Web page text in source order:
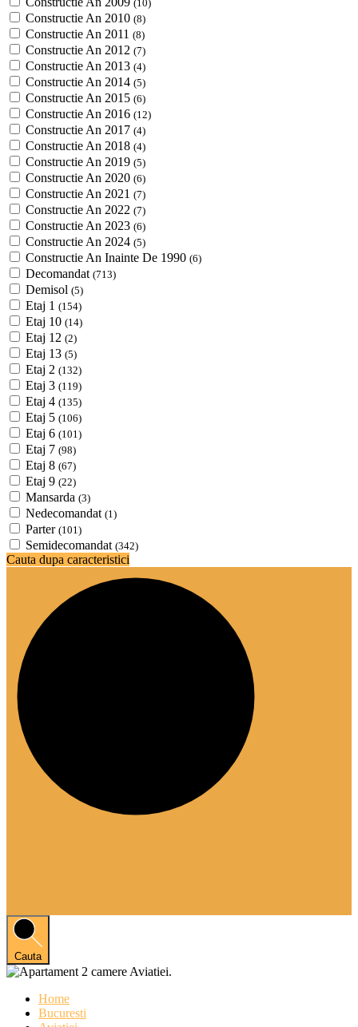
(10)
Constructie An 2010 (8)
Constructie An 2011 (8)
Constructie An 2012 (7)
Constructie An 2013 (4)
Constructie An 2014 (5)
Constructie An 2015 (6)
Constructie An 2016 (12)
Constructie An 2017 (4)
Constructie An 2018 (4)
Constructie An 2019 (5)
Constructie An 2020 (6)
Constructie An 2021 (7)
Constructie An 2022 (7)
Constructie An 2023 (6)
Constructie An 2024 (5)
Constructie An Inainte De 1990 (6)
Decomandat (713)
Demisol (5)
Etaj 1 (154)
Etaj 10 (14)
Etaj 12 (2)
Etaj 13 (5)
Etaj 2 (132)
Etaj 3 (119)
Etaj 4 (135)
Etaj 5 (106)
Etaj 6 (101)
Etaj 7 (98)
Etaj 8 (67)
Etaj 9 (22)
Mansarda (3)
Nedecomandat (1)
Parter (101)
Semidecomandat (342)
Cauta dupa caracteristici
Cauta
Home
Bucuresti